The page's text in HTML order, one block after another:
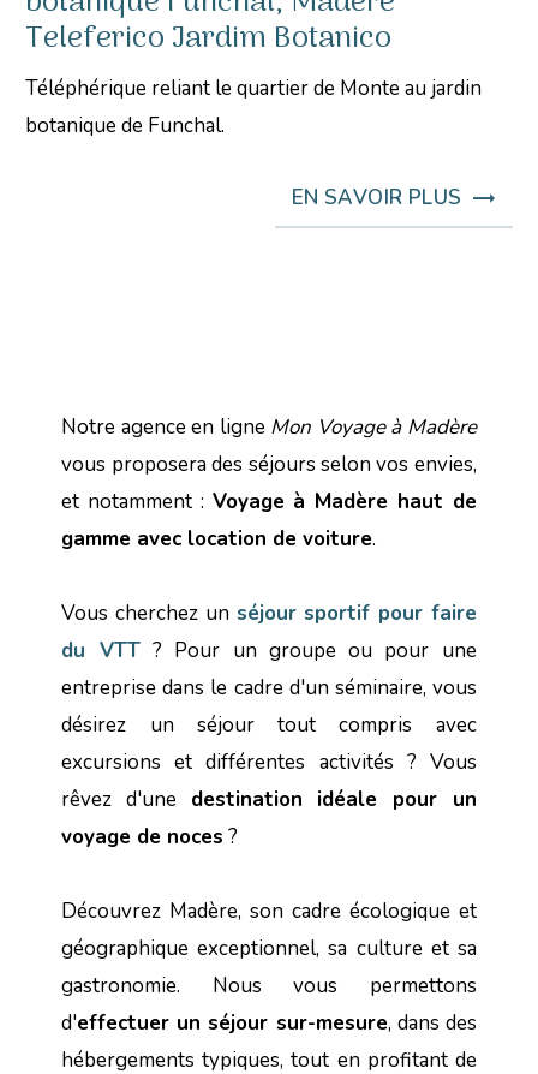
Teleferico Jardim Botanico
Téléphérique reliant le quartier de Monte au jardin
botanique de Funchal.
EN SAVOIR PLUS
Notre agence en ligne Mon Voyage à Madère
vous proposera des séjours selon vos envies,
et notamment : Voyage à Madère haut de
gamme avec location de voiture.
Vous cherchez un séjour sportif pour faire
du VTT? Pour un groupe ou pour une
entreprise dans le cadre d'un séminaire, vous
désirez un séjour tout compris avec
excursions et différentes activités ? Vous
rêvez d'une destination idéale pour un
voyage de noces ?
Découvrez Madère, son cadre écologique et
géographique exceptionnel, sa culture et sa
gastronomie. Nous vous permettons
d'effectuer un séjour sur-mesure, dans des
hébergements typiques, tout en profitant de